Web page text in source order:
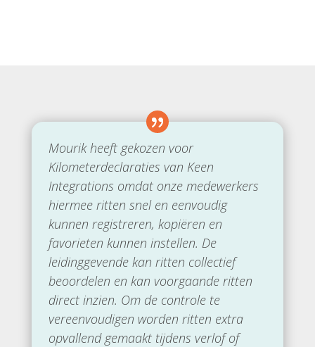
Mourik heeft gekozen voor
Kilometerdeclaraties van Keen
Integrations omdat onze medewerkers
hiermee ritten snel en eenvoudig
kunnen registreren, kopiëren en
favorieten kunnen instellen. De
leidinggevende kan ritten collectief
beoordelen en kan voorgaande ritten
direct inzien. Om de controle te
vereenvoudigen worden ritten extra
opvallend gemaakt tijdens verlof of